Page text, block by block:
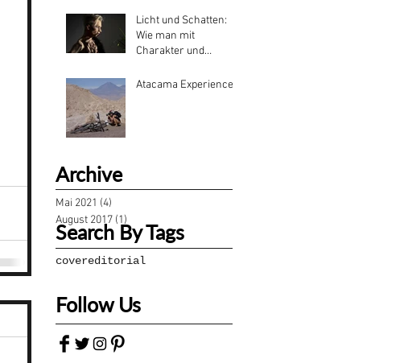
Licht und Schatten:
Wie man mit
Charakter und
Atacama Experience
Archive
Search By Tags
Mai 2021 (4)
August 2017 (1)
covereditorial
Follow Us